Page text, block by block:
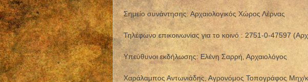
Σημείο συνάντησης: Αρχαιολογικός Χώρος Λέρνας
Τηλέφωνο επικοινωνίας για το κοινό : 2751-0-47597
Υπεύθυνοι εκδήλωσης: Ελένη Σαρρή, Αρχαιολόγος
Χαράλαμπος Αντωνιάδης, Αγρονόμος Τοπογράφος Μηχ/